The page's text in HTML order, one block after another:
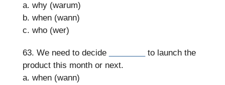
a. why (warum)
b. when (wann)
c. who (wer)
63. We need to decide
to launch the
product this month or next.
a. when (wann)